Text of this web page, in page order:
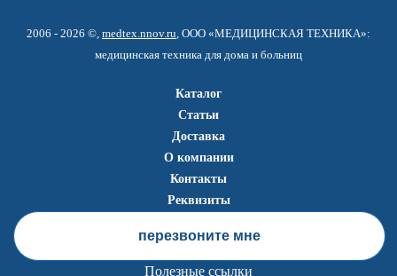
2006 - 2026 ©, medtex.nnov.ru, ООО «МЕДИЦИНСКАЯ ТЕХНИКА»:
медицинская техника для дома и больниц
Каталог
Статьи
Доставка
О компании
Контакты
Реквизиты
перезвоните мне
Полезные ссылки